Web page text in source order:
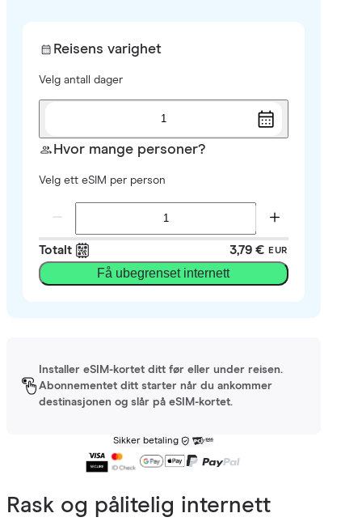
Reisens varighet
Velg antall dager
1
Hvor mange personer?
Velg ett eSIM per person
Totalt 3,79 € EUR
Få ubegrenset internett
Installer eSIM-kortet ditt før eller under reisen.
Abonnementet ditt starter når du ankommer
destinasjonen og slår på eSIM-kortet.
Sikker betaling
Rask og pålitelig internett